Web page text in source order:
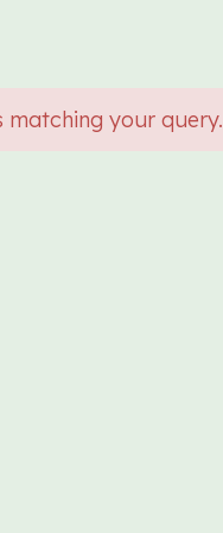
matching your query.